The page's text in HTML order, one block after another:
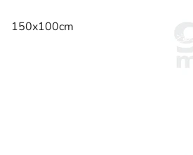
150x100cm